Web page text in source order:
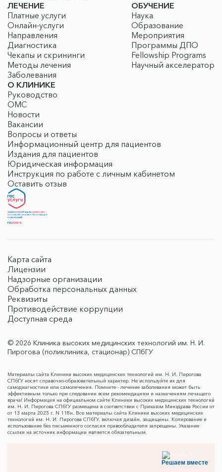
ЛЕЧЕНИЕ
Платные услуги
Онлайн-услуги
Направления
Диагностика
Чекапы и скрининги
Методы лечения
Заболевания
ОБУЧЕНИЕ
Наука
Образование
Мероприятия
Программы ДПО
Fellowship Programs
Научный акселератор
О КЛИНИКЕ
Руководство
ОМС
Новости
Вакансии
Вопросы и ответы
Информационный центр для пациентов
Издания для пациентов
Юридическая информация
Инструкция по работе с личным кабинетом
Оставить отзыв
Карта сайта
Лицензии
Надзорные организации
Обработка персональных данных
Реквизиты
Противодействие коррупции
Доступная среда
© 2026 Клиника высоких медицинских технологий им. Н. И.
Пирогова (поликлиника, стационар) СПбГУ
Материалы сайта Клиники высоких медицинских технологий им. Н. И. Пирогова
СПбГУ носят справочно-образовательный характер. Не используйте их для
самодиагностики или самолечения. Помните - лечение заболевания может быть
эффективным только при следовании всем рекомендациям и назначениям лечащего
врача! Информация на официальном сайте Клиники высоких медицинских технологий
им. Н. И. Пирогова СПбГУ размещена в соответствии с Приказом Минздрава России от
от 13 марта 2025 г. N 118н. Все материалы сайта Клиники высоких медицинских
технологий им. Н. И. Пирогова СПбГУ, включая дизайн, защищены. Копирование и
использование без письменного согласия правообладателя запрещены. Указание
ссылки на источник информации является обязательным.
Решаем вместе